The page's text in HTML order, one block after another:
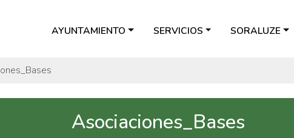
AYUNTAMIENTO SERVICIOS SORALUZE
Asociaciones_Bases